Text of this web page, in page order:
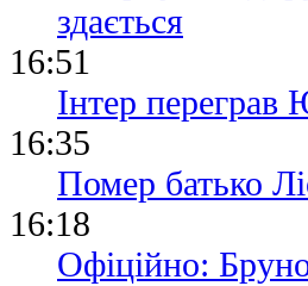
здається
16:51
Інтер переграв
16:35
Помер батько
16:18
Офіційно: